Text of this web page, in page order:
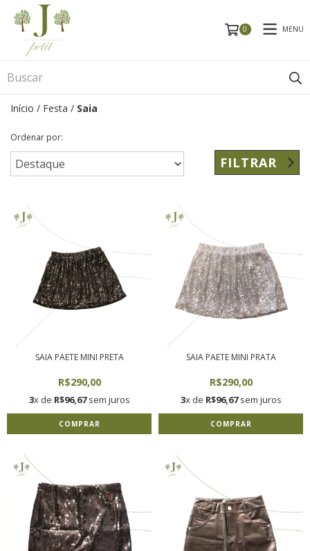
0 MENU
Início / Festa / Saia
Ordenar por:
FILTRAR
SAIA PAETE MINI PRETA
R$290,00
3x de R$96,67sem juros
COMPRAR
SAIA PAETE MINI PRATA
R$290,00
3x de R$96,67sem juros
COMPRAR